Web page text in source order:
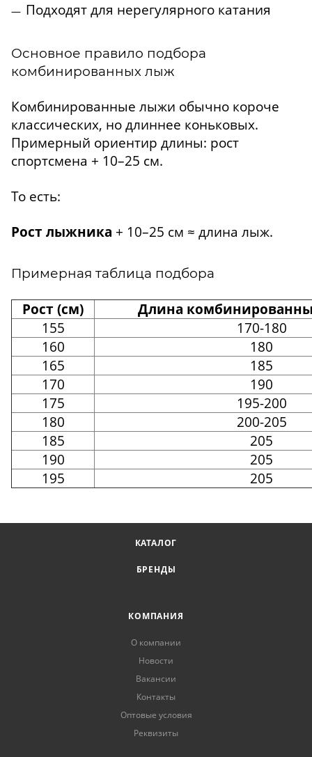
Подходят для нерегулярного катания
Основное правило подбора
комбинированных лыж
Комбинированные лыжи обычно короче
классических, но длиннее коньковых.
Примерный ориентир длины: рост
спортсмена + 10–25 см.
То есть:
Рост лыжника + 10–25 см ≈ длина лыж.
Примерная таблица подбора
Рост (см)
Длина
155
170-180
160
180
165
185
170
190
175
195-200
180
200-205
185
205
190
205
195
205
КАТАЛОГ
БРЕНДЫ
КОМПАНИЯ
О компании
Новости
Вакансии
Контакты
Оптовые условия
Реквизиты